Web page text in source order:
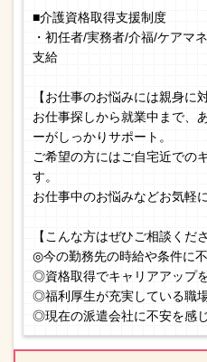
■介護資格取得支援制度
・初任者/実務者/介福/ケアマ
支給
【お仕事のお悩みには親身に
お仕事探しから就業中まで、
ーがしっかりサポート。
ご希望の方にはご自宅近での
す。
お仕事中のお悩みなどお気軽
【こんな方はぜひご相談くださ
◎今の勤務先の時給や条件に
◎資格取得でキャリアアップ
◎福利厚生が充実している職
◎現在の派遣会社に不安を感